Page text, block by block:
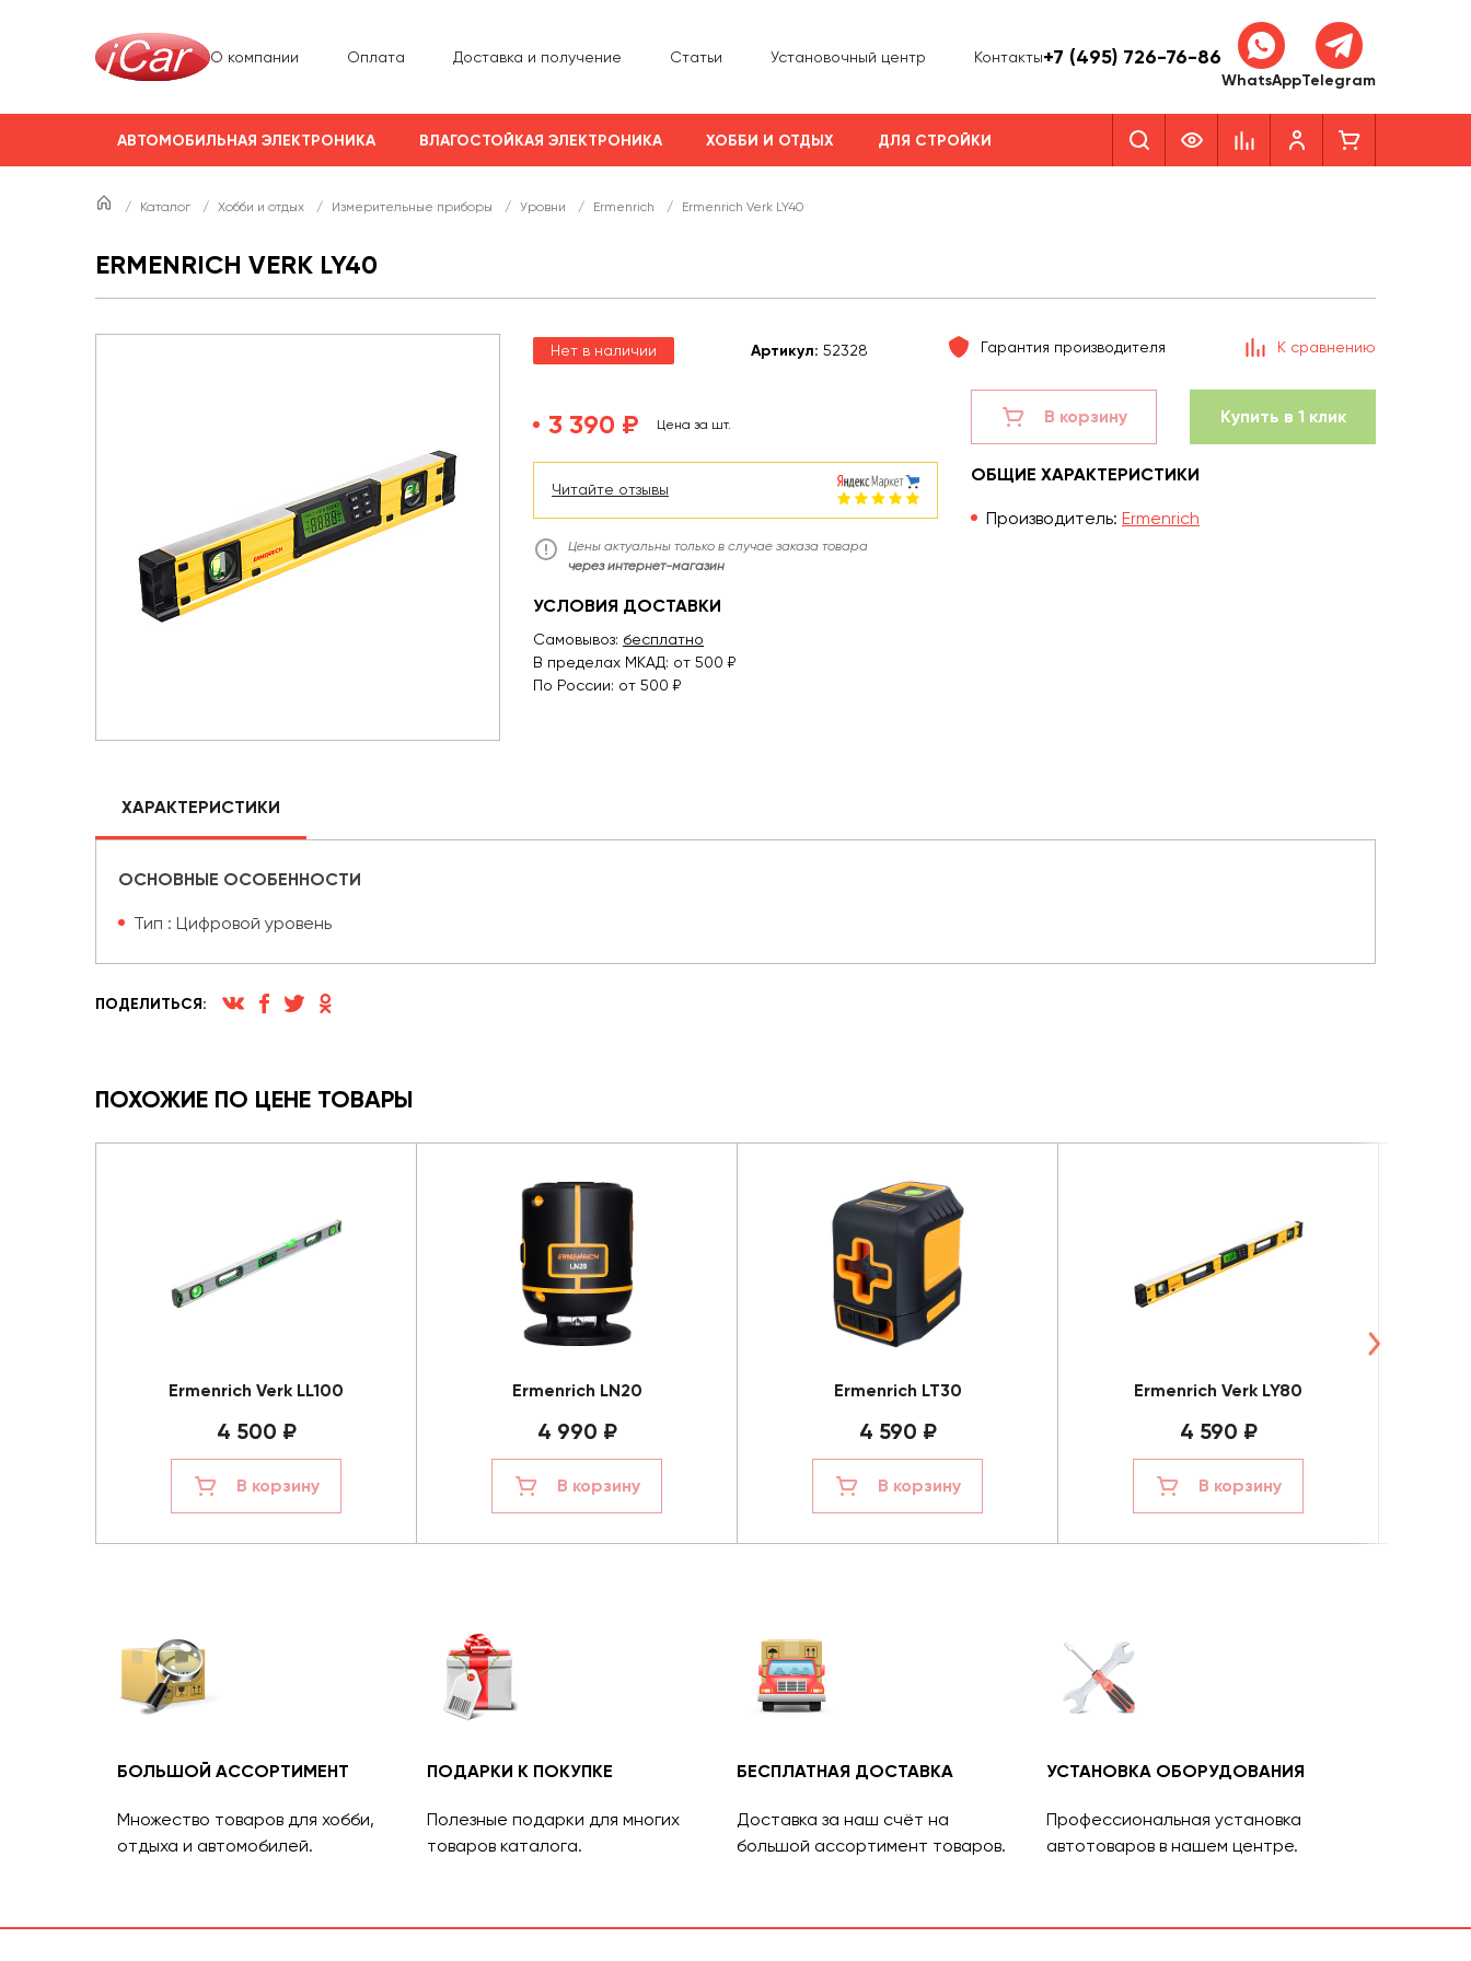
О компании Оплата Доставка и получение Статьи Установочный центр Контакты+7 (495) 726-76-86
WhatsAppTelegram
АВТОМОБИЛЬНАЯ ЭЛЕКТРОНИКА ВЛАГОСТОЙКАЯ ЭЛЕКТРОНИКА ХОББИ И ОТДЫХ ДЛЯ СТРОЙКИ
/ Каталог / Хобби и отдых / Измерительные приборы / Уровни / Ermenrich / Ermenrich Verk LY40
ERMENRICH VERK LY40
Нет в наличии Артикул: 52328 Гарантия производителя К сравнению
3 390 ₽ Цена за шт.
Читайте отзывы
Цены актуальны только в случае заказа товара
через интернет-магазин
УСЛОВИЯ ДОСТАВКИ
Самовывоз: бесплатно
В пределах МКАД: от 500 ₽
По России: от 500 ₽
В корзину Купить в 1 клик
ОБЩИЕ ХАРАКТЕРИСТИКИ
Производитель: Ermenrich
ХАРАКТЕРИСТИКИ
ОСНОВНЫЕ ОСОБЕННОСТИ
Тип : Цифровой уровень
ПОДЕЛИТЬСЯ:
ПОХОЖИЕ ПО ЦЕНЕ ТОВАРЫ
Ermenrich Verk LL100
4 500 ₽
В корзину
Ermenrich LN20
4 990 ₽
В корзину
Ermenrich LT30
4 590 ₽
В корзину
Ermenrich Verk LY80
4 590 ₽
В корзину
БОЛЬШОЙ АССОРТИМЕНТ
Множество товаров для хобби,
отдыха и автомобилей.
ПОДАРКИ К ПОКУПКЕ
Полезные подарки для многих
товаров каталога.
БЕСПЛАТНАЯ ДОСТАВКА
Доставка за наш счёт на
большой ассортимент товаров.
УСТАНОВКА ОБОРУДОВАНИЯ
Профессиональная установка
автотоваров в нашем центре.